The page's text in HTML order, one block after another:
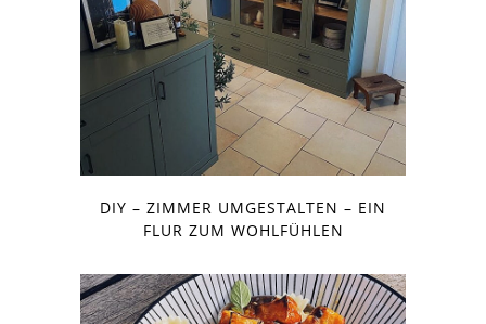
DIY – ZIMMER UMGESTALTEN – EIN
FLUR ZUM WOHLFÜHLEN